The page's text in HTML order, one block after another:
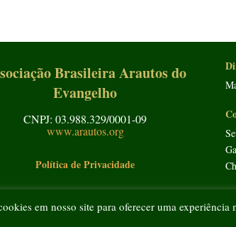
Brasileira Arautos do
Evangelho
CNPJ: 03.988.329/0001-09
www.arautos.org
Política de Privacidade
em nosso site para oferecer uma